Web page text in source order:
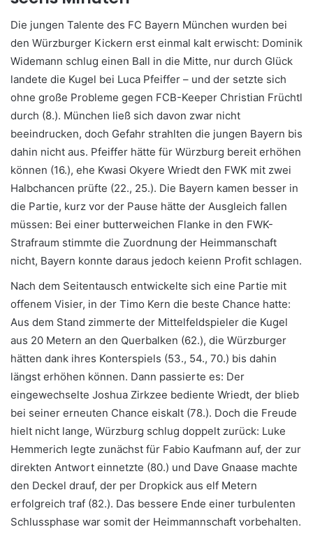
Die jungen Talente des FC Bayern München wurden bei
den Würzburger Kickern erst einmal kalt erwischt: Dominik
Widemann schlug einen Ball in die Mitte, nur durch Glück
landete die Kugel bei Luca Pfeiffer – und der setzte sich
ohne große Probleme gegen FCB-Keeper Christian Früchtl
durch (8.). München ließ sich davon zwar nicht
beeindrucken, doch Gefahr strahlten die jungen Bayern bis
dahin nicht aus. Pfeiffer hätte für Würzburg bereit erhöhen
können (16.), ehe Kwasi Okyere Wriedt den FWK mit zwei
Halbchancen prüfte (22., 25.). Die Bayern kamen besser in
die Partie, kurz vor der Pause hätte der Ausgleich fallen
müssen: Bei einer butterweichen Flanke in den FWK-
Strafraum stimmte die Zuordnung der Heimmanschaft
nicht, Bayern konnte daraus jedoch keienn Profit schlagen.
Nach dem Seitentausch entwickelte sich eine Partie mit
offenem Visier, in der Timo Kern die beste Chance hatte:
Aus dem Stand zimmerte der Mittelfeldspieler die Kugel
aus 20 Metern an den Querbalken (62.), die Würzburger
hätten dank ihres Konterspiels (53., 54., 70.) bis dahin
längst erhöhen können. Dann passierte es: Der
eingewechselte Joshua Zirkzee bediente Wriedt, der blieb
bei seiner erneuten Chance eiskalt (78.). Doch die Freude
hielt nicht lange, Würzburg schlug doppelt zurück: Luke
Hemmerich legte zunächst für Fabio Kaufmann auf, der zur
direkten Antwort einnetzte (80.) und Dave Gnaase machte
den Deckel drauf, der per Dropkick aus elf Metern
erfolgreich traf (82.). Das bessere Ende einer turbulenten
Schlussphase war somit der Heimmannschaft vorbehalten.